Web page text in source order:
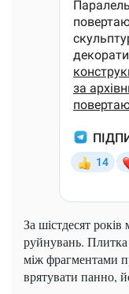
За шістдесят років
руйнувань.
між фрагментами
врятувати панно,